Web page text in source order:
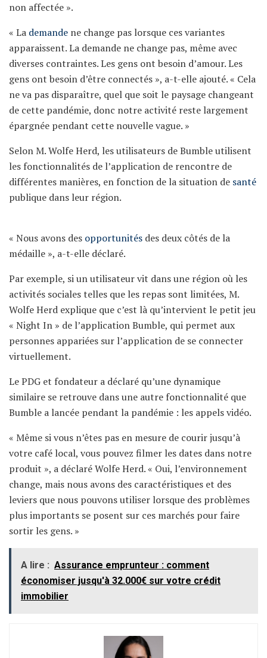
non affectée ».
« La demande ne change pas lorsque ces variantes
apparaissent. La demande ne change pas, même avec
diverses contraintes. Les gens ont besoin d’amour. Les
gens ont besoin d’être connectés », a-t-elle ajouté. « Cela
ne va pas disparaître, quel que soit le paysage changeant
de cette pandémie, donc notre activité reste largement
épargnée pendant cette nouvelle vague. »
Selon M. Wolfe Herd, les utilisateurs de Bumble utilisent
les fonctionnalités de l’application de rencontre de
différentes manières, en fonction de la situation de santé
publique dans leur région.
« Nous avons des opportunités des deux côtés de la
médaille », a-t-elle déclaré.
Par exemple, si un utilisateur vit dans une région où les
activités sociales telles que les repas sont limitées, M.
Wolfe Herd explique que c’est là qu’intervient le petit jeu
« Night In » de l’application Bumble, qui permet aux
personnes appariées sur l’application de se connecter
virtuellement.
Le PDG et fondateur a déclaré qu’une dynamique
similaire se retrouve dans une autre fonctionnalité que
Bumble a lancée pendant la pandémie : les appels vidéo.
« Même si vous n’êtes pas en mesure de courir jusqu’à
votre café local, vous pouvez filmer les dates dans notre
produit », a déclaré Wolfe Herd. « Oui, l’environnement
change, mais nous avons des caractéristiques et des
leviers que nous pouvons utiliser lorsque des problèmes
plus importants se posent sur ces marchés pour faire
sortir les gens. »
A lire : Assurance emprunteur : comment
économiser jusqu'à 32.000€ sur votre crédit
immobilier